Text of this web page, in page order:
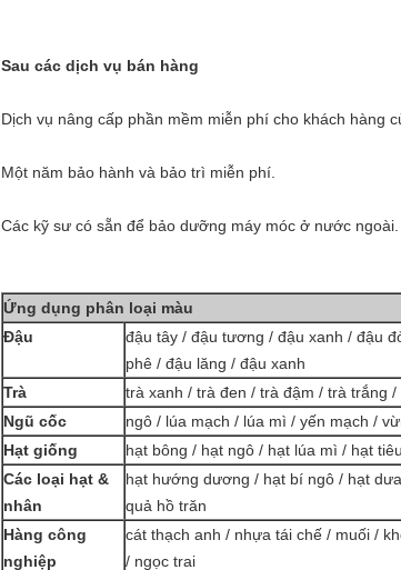
Sau các dịch vụ bán hàng
Dịch vụ nâng cấp phần mềm miễn phí cho khách hàng
Một năm bảo hành và bảo trì miễn phí.
Các kỹ sư có sẵn để bảo dưỡng máy móc ở nước ngoài.
Ứng dụng phân loại màu
Đậu
đậu tây / đậu tương / đậu xanh / đậu
phê / đậu lăng / đậu xanh
Trà
trà xanh / trà đen / trà đậm / trà trắng /
Ngũ cốc
ngô / lúa mạch / lúa mì / yến mạch /
Hạt giống
hạt bông / hạt ngô / hạt lúa mì / hạt
Các loại hạt &
nhân
hạt hướng dương / hạt bí ngô / hạt
quả hồ trăn
Hàng công
nghiệp
cát thạch anh / nhựa tái chế / muối /
/ ngọc trai